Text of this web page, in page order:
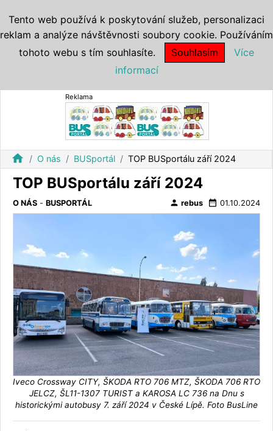
Reklama
home O nás BUSportál TOP BUSportálu září 2024
TOP BUSportálu září 2024
O NÁS - BUSPORTÁL person rebus date_range 01.10.2024
Iveco Crossway CITY, ŠKODA RTO 706 MTZ, ŠKODA 706 RTO
JELCZ, ŠL11-1307 TURIST a KAROSA LC 736 na Dnu s
historickými autobusy 7. září 2024 v České Lípě. Foto BusLine
Tento web používá k poskytování služeb, personalizaci
reklam a analýze návštěvnosti soubory cookie. Používáním
tohoto webu s tím souhlasíte.
Souhlasím
Více
informací